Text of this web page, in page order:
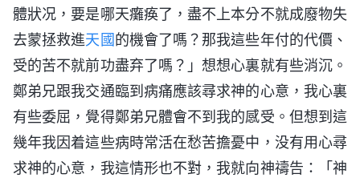
體狀况，要是哪天癱痪了，盡不上本分不就成廢物失
去蒙拯救進天國的機會了嗎？那我這些年付的代價、
受的苦不就前功盡弃了嗎？」想想心裏就有些消沉。
鄭弟兄跟我交通臨到病痛應該尋求神的心意，我心裏
有些委屈，覺得鄭弟兄體會不到我的感受。但想到這
幾年我因着這些病時常活在愁苦擔憂中，没有用心尋
求神的心意，我這情形也不對，我就向神禱告：「神